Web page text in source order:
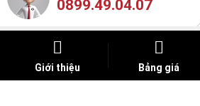
0899.49.04.07
Giới thiệu Bảng giá